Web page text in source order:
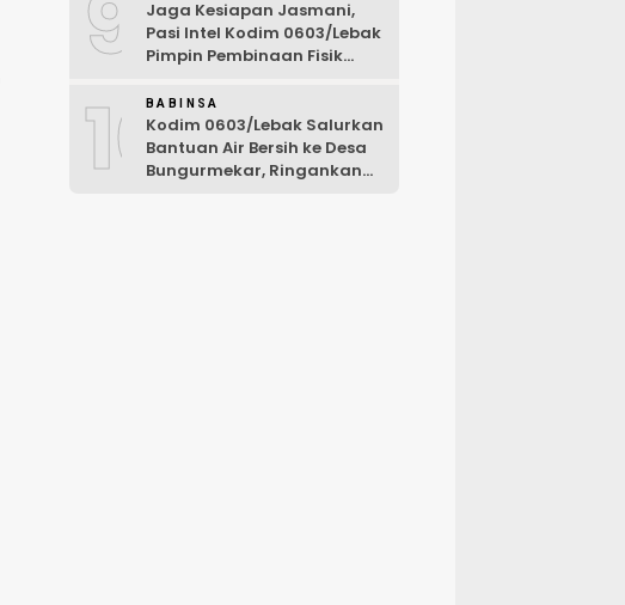
9
Jaga Kesiapan Jasmani,
Pasi Intel Kodim 0603/Lebak
Pimpin Pembinaan Fisik
10BABINSA
Kodim 0603/Lebak Salurkan
Bantuan Air Bersih ke Desa
Bungurmekar, Ringankan